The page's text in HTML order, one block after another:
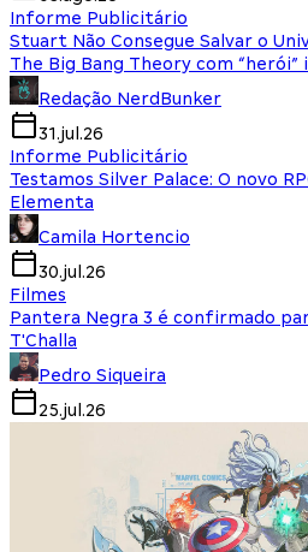
Informe Publicitário
Stuart Não Consegue Salvar o
The Big Bang Theory com “herói”
Redação NerdBunker
31.jul.26
Informe Publicitário
Testamos Silver Palace: O novo
Elementa
Camila Hortencio
30.jul.26
Filmes
Pantera Negra 3 é confirmado
T'Challa
Pedro Siqueira
25.jul.26